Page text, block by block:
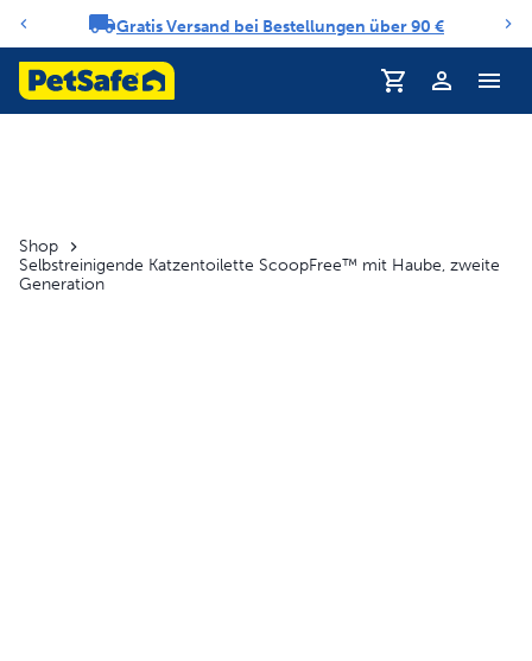
Benachrichtigungs-Karussell
Gratis Versand bei Bestellungen über 90 €
Profil
Shop
Selbstreinigende Katzentoilette ScoopFree™ mit Haube, zweite
Generation